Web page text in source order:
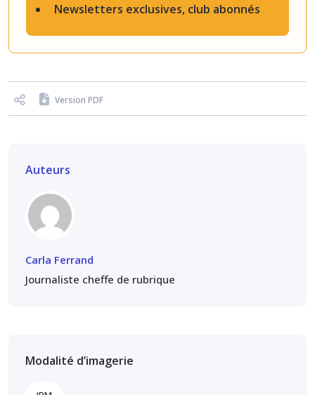
Newsletters exclusives, club abonnés
Version PDF
Auteurs
Carla Ferrand
Journaliste cheffe de rubrique
Modalité d’imagerie